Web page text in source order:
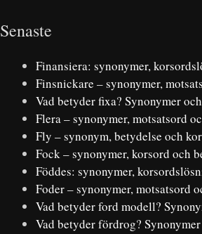
Senaste
Finansiera: synonymer,
Finsnickare – synonymer,
Vad betyder fixa? Synonymer
Flera – synonymer, motsatsord
Fly – synonym, betydelse och
Fock – synonymer, korsord och
Föddes: synonymer,
Foder – synonymer, motsatsord
Vad betyder ford modell?
Vad betyder fördrog?